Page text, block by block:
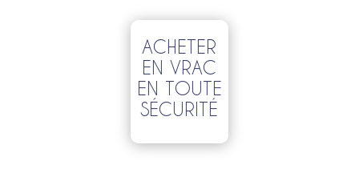
ACHETER
EN VRAC
EN TOUTE
SÉCURITÉ